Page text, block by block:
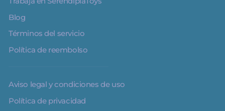
Blog
Términos del servicio
Política de reembolso
Aviso legal y condiciones de uso
Política de privacidad